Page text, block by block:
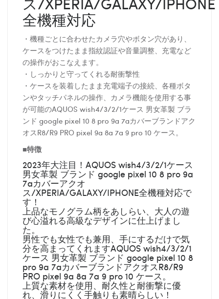
全機種対応
・機種ごとに合わせたカメラ穴やボタン穴があり、
ケースをつけたまま指紋認証や音量調整、充電など
の操作がおこなえます。
・しっかりと守ってくれる耐衝撃性
・ケースを装着したまま充電端子の接続、各種ボタ
ンやタッチパネルの操作、カメラ機能を使用する事
が可能のAQUOS wish4/3/2/1ケース 男女革製 ブラ
ンド google pixel 10 8 pro 9a 7aカバーブランドアク
オスR8/R9 PRO pixel 9a 8a 7a 9 pro 10 ケース。
■特徴
2023年大注目！AQUOS wish4/3/2/1ケース
男女革製 ブランド google pixel 10 8 pro 9a
7aカバーアクオ
ス/XPERIA/GALAXY/IPHONE全機種対応で
す！
上品なモノグラム柄をあしらい、大人の遊
び心溢れる高級なデザインに仕上げまし
た。
男性でも女性でも兼用、手にするだけで気
分を高まってくれますAQUOS wish4/3/2/1
ケース 男女革製 ブランド google pixel 10 8
pro 9a 7aカバーブランドアクオスR8/R9
PRO pixel 9a 8a 7a 9 pro 10 ケース。
上質な素材を使用、耐久性と耐衝撃に優
れ、滑りにくく手触りも素晴らしい！